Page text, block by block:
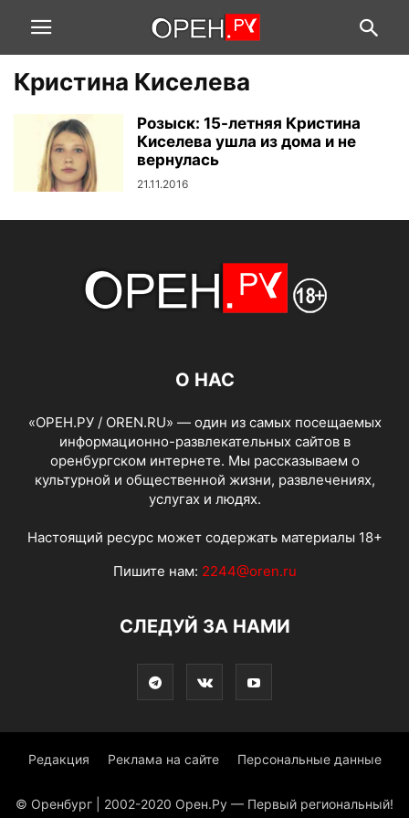
Кристина Киселева
Розыск: 15-летняя Кристина
Киселева ушла из дома и не
вернулась
21.11.2016
О НАС
«ОРЕН.РУ / OREN.RU» — один из самых посещаемых
информационно-развлекательных сайтов в
оренбургском интернете. Мы рассказываем о
культурной и общественной жизни, развлечениях,
услугах и людях.
Настоящий ресурс может содержать материалы 18+
Пишите нам: 2244@oren.ru
СЛЕДУЙ ЗА НАМИ
Редакция Реклама на сайте Персональные данные
© Оренбург | 2002-2020 Орен.Ру — Первый региональный!